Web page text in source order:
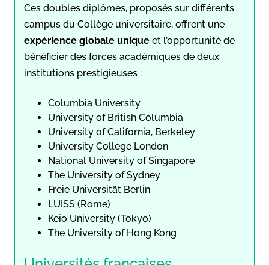
Ces doubles diplômes, proposés sur différents
campus du Collège universitaire, offrent une
expérience globale unique et l’opportunité de
bénéficier des forces académiques de deux
institutions prestigieuses :
Columbia University
University of British Columbia
University of California, Berkeley
University College London
National University of Singapore
The University of Sydney
Freie Universität Berlin
LUISS (Rome)
Keio University (Tokyo)
The University of Hong Kong